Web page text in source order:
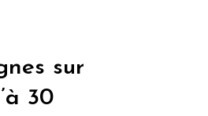
sur
30